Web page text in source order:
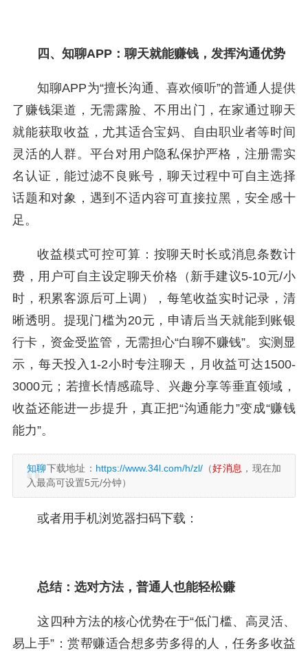
四、知聊APP：聊天就能赚钱，发挥沟通优势
知聊APP为“擅长沟通、喜欢倾听”的普通人提供
了赚钱渠道，无需露脸、不用出门，在家通过聊天
就能获取收益，尤其适合宝妈、自由职业者等时间
灵活的人群。平台对用户隐私保护严格，注册需实
名认证，能过滤不良账号，聊天过程中可自主选择
话题和对象，遇到不适内容可直接拉黑，安全感十
足。
收益模式可控可算：按聊天时长或消息条数计
费，用户可自主设定聊天价格（新手建议5-10元/小
时，积累客源后可上调），每笔收益实时记录，清
晰透明。提现门槛为20元，申请后当天就能到账银
行卡，资金受监管，无需担心“白聊不赚钱”。实测显
示，每天投入1-2小时专注聊天，月收益可达1500-
3000元；若擅长情感疏导、兴趣分享等垂直领域，
收益还能进一步提升，真正把“沟通能力”变成“赚钱
能力”。
知聊下载地址： https://www.34l.com/h/zl/（好消息 ，现在加
入最高可设置5元/分钟）
或者用手机浏览器扫码下载：
总结：选对方法，普通人也能轻松赚
这四种方法的核心优势在于“低门槛、高灵活、
易上手”：赏帮赚适合想多劳多得的人，任务多收益